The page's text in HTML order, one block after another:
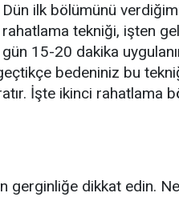
Dün ilk bölümünü
rahatlama tekniği, işten
gün 15-20 dakika
bedeniniz bu
İşte ikinci rahatlama
gerginliğe dikkat edin.